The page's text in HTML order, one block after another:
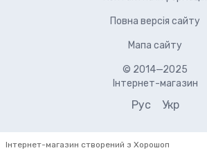
Повна версія сайту
Мапа сайту
© 2014—2025
Інтернет-магазин
Рус Укр
Інтернет-магазин створений з Хорошоп